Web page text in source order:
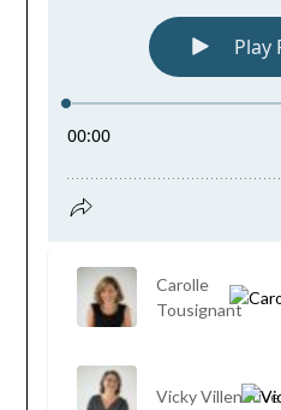
Carolle
Tousignant
Vicky Villeneuve